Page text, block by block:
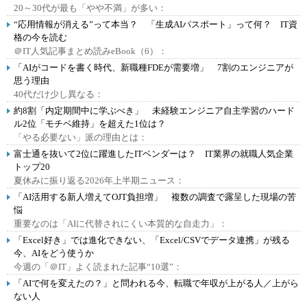
20～30代が最も「やや不満」が多い：
“応用情報が消える”って本当？ 「生成AIパスポート」って何？ IT資
格の今を読む
＠IT人気記事まとめ読みeBook（6）：
「AIがコードを書く時代、新職種FDEが需要増」 7割のエンジニアが
思う理由
40代だけ少し異なる：
約8割「内定期間中に学ぶべき」 未経験エンジニア自主学習のハード
ル2位「モチベ維持」を超えた1位は？
「やる必要ない」派の理由とは：
富士通を抜いて2位に躍進したITベンダーは？ IT業界の就職人気企業
トップ20
夏休みに振り返る2026年上半期ニュース：
「AI活用する新人増えてOJT負担増」 複数の調査で露呈した現場の苦
悩
重要なのは「AIに代替されにくい本質的な自走力」：
「Excel好き」では進化できない、「Excel/CSVでデータ連携」が残る
今、AIをどう使うか
今週の「＠IT」よく読まれた記事“10選”：
「AIで何を変えたの？」と問われる今、転職で年収が上がる人／上がら
ない人